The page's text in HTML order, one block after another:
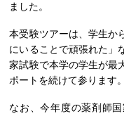
ました。
本受験ツアーは、学生か
にいることで頑張れた」
家試験で本学の学生が最
ポートを続けて参ります。
なお、今年度の薬剤師